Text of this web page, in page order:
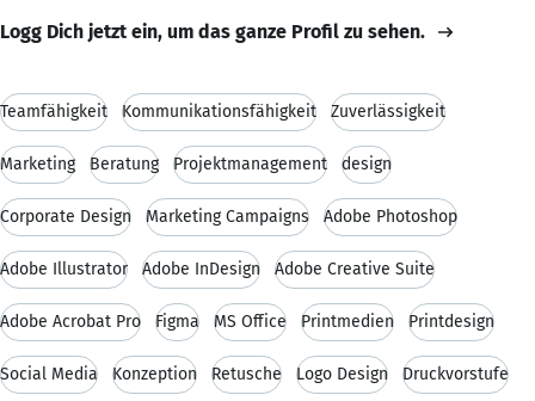
Logg Dich jetzt ein, um das ganze Profil zu sehen.
Teamfähigkeit Kommunikationsfähigkeit Zuverlässigkeit
Marketing Beratung Projektmanagement design
Corporate Design Marketing Campaigns Adobe Photoshop
Adobe Illustrator Adobe InDesign Adobe Creative Suite
Adobe Acrobat Pro Figma MS Office Printmedien Printdesign
Social Media Konzeption Retusche Logo Design Druckvorstufe